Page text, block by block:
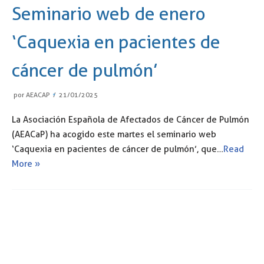
Seminario web de enero
‘Caquexia en pacientes de
cáncer de pulmón’
por AEACAP 21/01/2025
La Asociación Española de Afectados de Cáncer de Pulmón
(AEACaP) ha acogido este martes el seminario web
‘Caquexia en pacientes de cáncer de pulmón’, que…Read
More »